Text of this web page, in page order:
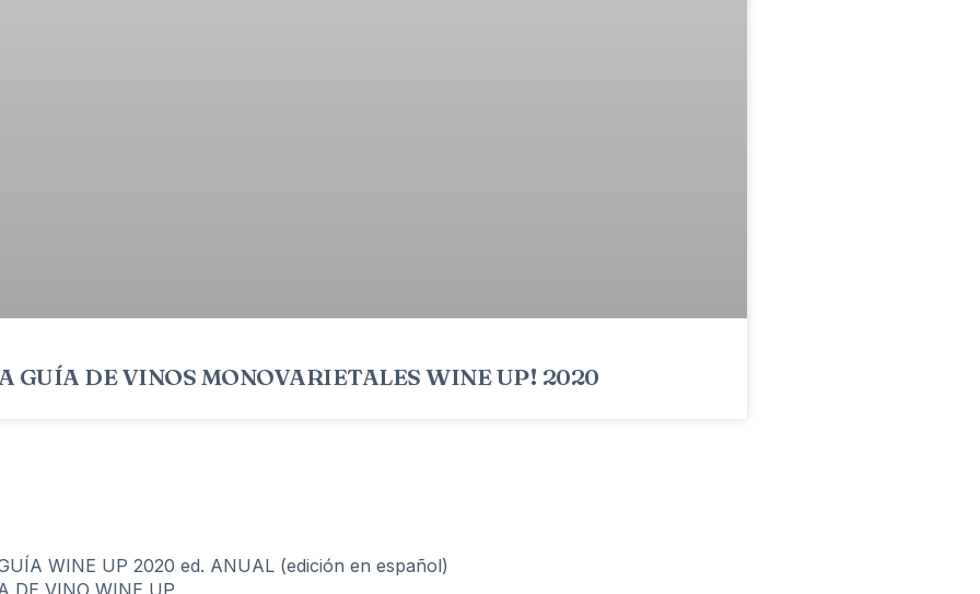
GUÍA DE VINOS MONOVARIETALES WINE UP! 2020
WINE UP 2020 ed. ANUAL (edición en español)
DE VINO WINE UP